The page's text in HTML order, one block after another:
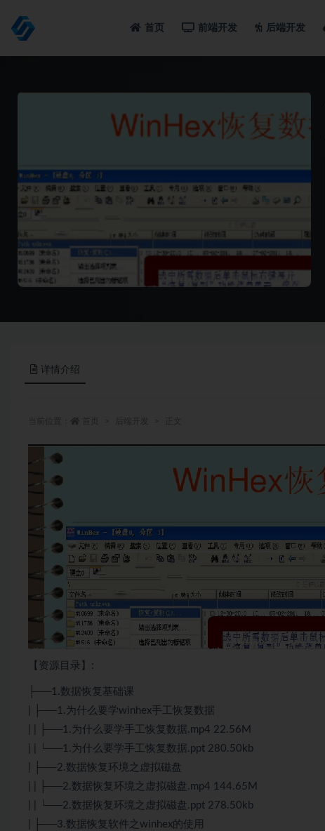
首页 前端开发 后端开发
详情介绍
【资源目录】:
├──1.数据恢复基础课
| ├──1.为什么要学winhex手工恢复数据
| | ├──1.为什么要学手工恢复数据.mp4 22.56M
| | └──1.为什么要学手工恢复数据.ppt 280.50kb
| ├──2.数据恢复环境之虚拟磁盘
| | ├──2.数据恢复环境之虚拟磁盘.mp4 144.65M
| | └──2.数据恢复环境之虚拟磁盘.ppt 278.50kb
| ├──3.数据恢复软件之winhex的使用